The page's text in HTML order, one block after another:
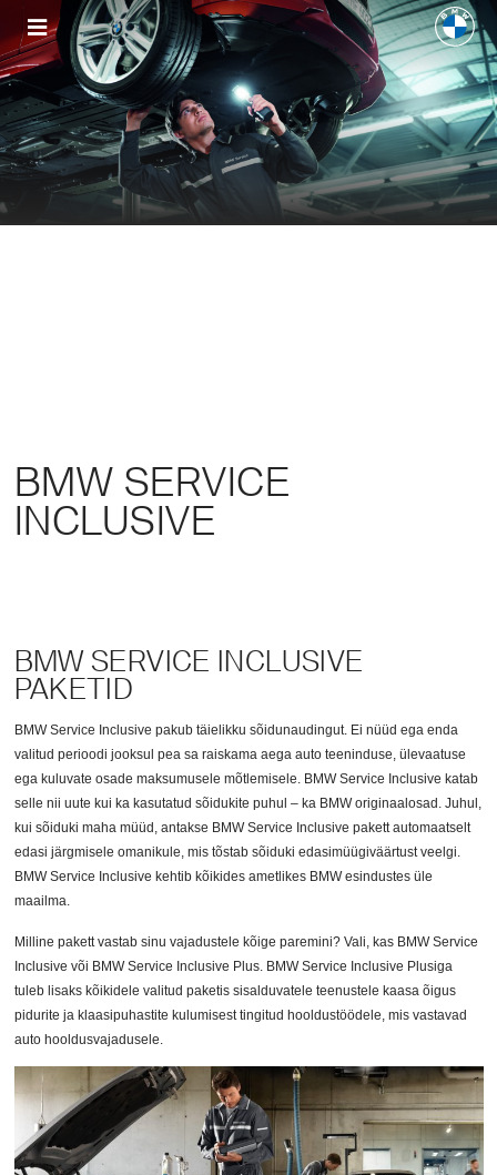
BMW SERVICE
INCLUSIVE
BMW SERVICE INCLUSIVE
PAKETID
BMW Service Inclusive pakub täielikku sõidunaudingut. Ei nüüd ega enda
valitud perioodi jooksul pea sa raiskama aega auto teeninduse, ülevaatuse
ega kuluvate osade maksumusele mõtlemisele. BMW Service Inclusive katab
selle nii uute kui ka kasutatud sõidukite puhul – ka BMW originaalosad. Juhul,
kui sõiduki maha müüd, antakse BMW Service Inclusive pakett automaatselt
edasi järgmisele omanikule, mis tõstab sõiduki edasimüügiväärtust veelgi.
BMW Service Inclusive kehtib kõikides ametlikes BMW esindustes üle
maailma.
Milline pakett vastab sinu vajadustele kõige paremini? Vali, kas BMW Service
Inclusive või BMW Service Inclusive Plus. BMW Service Inclusive Plusiga
tuleb lisaks kõikidele valitud paketis sisalduvatele teenustele kaasa õigus
pidurite ja klaasipuhastite kulumisest tingitud hooldustöödele, mis vastavad
auto hooldusvajadusele.